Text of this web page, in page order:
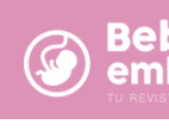
contenido